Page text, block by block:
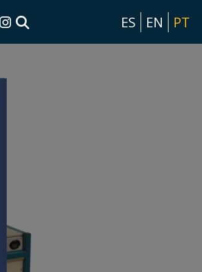
ES EN PT